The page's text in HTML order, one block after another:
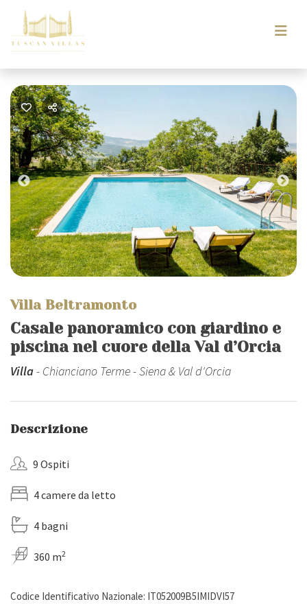
Previous
Villa Beltramonto
Casale panoramico con giardino e
piscina nel cuore della Val d’Orcia
Villa- Chianciano Terme - Siena & Val d'Orcia
Descrizione
9 Ospiti
4 camere da letto
4 bagni
360 m2
Codice Identificativo Nazionale: IT052009B5IMIDVI57